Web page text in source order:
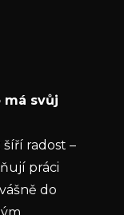
zasílat
našem e-
má svůj
radost –
práci
do